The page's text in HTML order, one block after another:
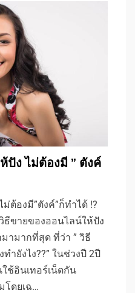
ง ไม่ต้องมี ” ตังค์
ต้องมี”ตังค์”ก็ทำได้ !?
ธีขายของออนไลน์ให้ปัง
ามากที่สุด ที่ว่า ” วิธี
ำยังไง??” ในช่วงปี 2ปี
ช้อินเทอร์เน็ตกัน
โดยเฉ…